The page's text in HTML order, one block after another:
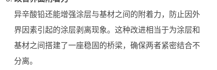
异辛酸铅还能增强涂层与基材之间的附着力，防止因外
界因素引起的涂层剥离现象。这种改进相当于为涂层和
基材之间搭建了一座稳固的桥梁，确保两者紧密结合不
分离。